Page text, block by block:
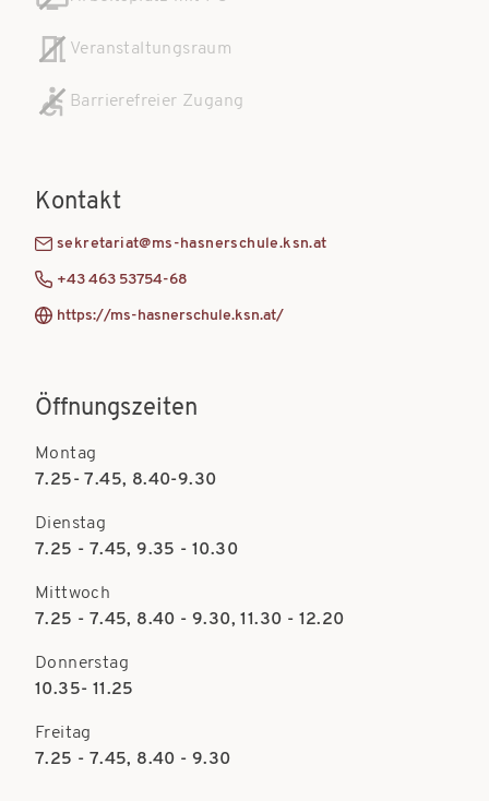
Veranstaltungsraum
Barrierefreier Zugang
Kontakt
sekretariat@ms-hasnerschule.ksn.at
+43 463 53754-68
https://ms-hasnerschule.ksn.at/
Öffnungszeiten
Montag
7.25- 7.45, 8.40-9.30
Dienstag
7.25 - 7.45, 9.35 - 10.30
Mittwoch
7.25 - 7.45, 8.40 - 9.30, 11.30 - 12.20
Donnerstag
10.35- 11.25
Freitag
7.25 - 7.45, 8.40 - 9.30